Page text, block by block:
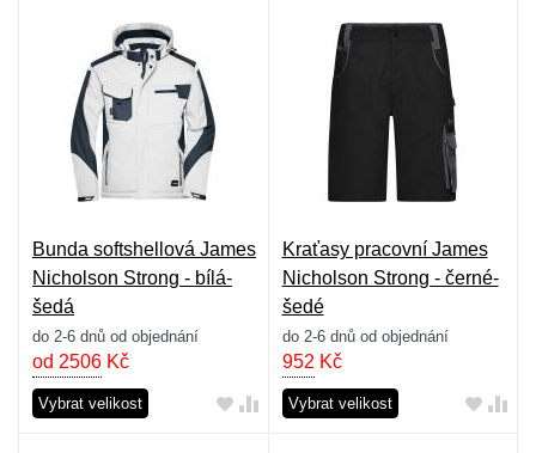
Bunda softshellová James
Nicholson Strong - bílá-
šedá
do 2-6 dnů od objednání
od 2506 Kč
Vybrat velikost
Kraťasy pracovní James
Nicholson Strong - černé-
šedé
do 2-6 dnů od objednání
952 Kč
Vybrat velikost